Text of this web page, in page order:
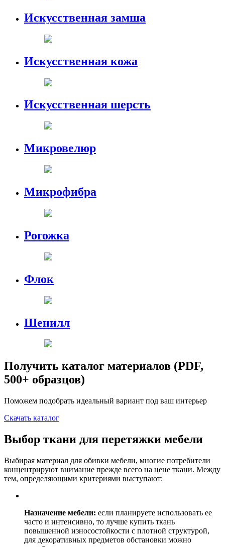
Искусственная замша
Искусственная кожа
Искусственная шерсть
Микровелюр
Микрофибра
Рогожка
Флок
Шенилл
Получить каталог материалов (PDF,
500+ образцов)
Поможем подобрать идеальный вариант под ваш интерьер
Скачать каталог
Выбор ткани для перетяжки мебели
Выбирая материал для обивки мебели, многие потребители
концентрируют внимание прежде всего на цене ткани. Между
тем, определяющими критериями выступают:
Назначение мебели: если планируете использовать ее
часто и интенсивно, то лучше купить ткань
повышенной износостойкости с плотной структурой,
для декоративных предметов обстановки можно